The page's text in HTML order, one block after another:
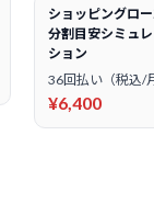
ショッピングロ
分割目安シミュ
ション
36回払い（税込/
¥6,400